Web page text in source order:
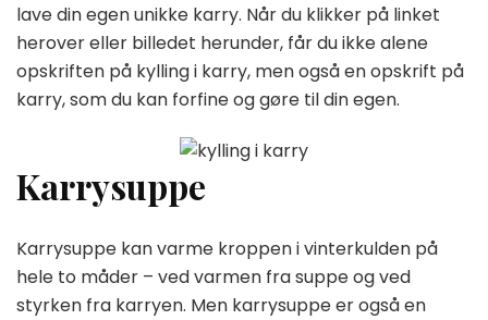
lave din egen unikke karry. Når du klikker på linket
herover eller billedet herunder, får du ikke alene
opskriften på kylling i karry, men også en opskrift på
karry, som du kan forfine og gøre til din egen.
Karrysuppe
Karrysuppe kan varme kroppen i vinterkulden på
hele to måder – ved varmen fra suppe og ved
styrken fra karryen. Men karrysuppe er også en